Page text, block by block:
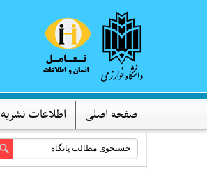
صفحه اصلی اطلاعات نشریه